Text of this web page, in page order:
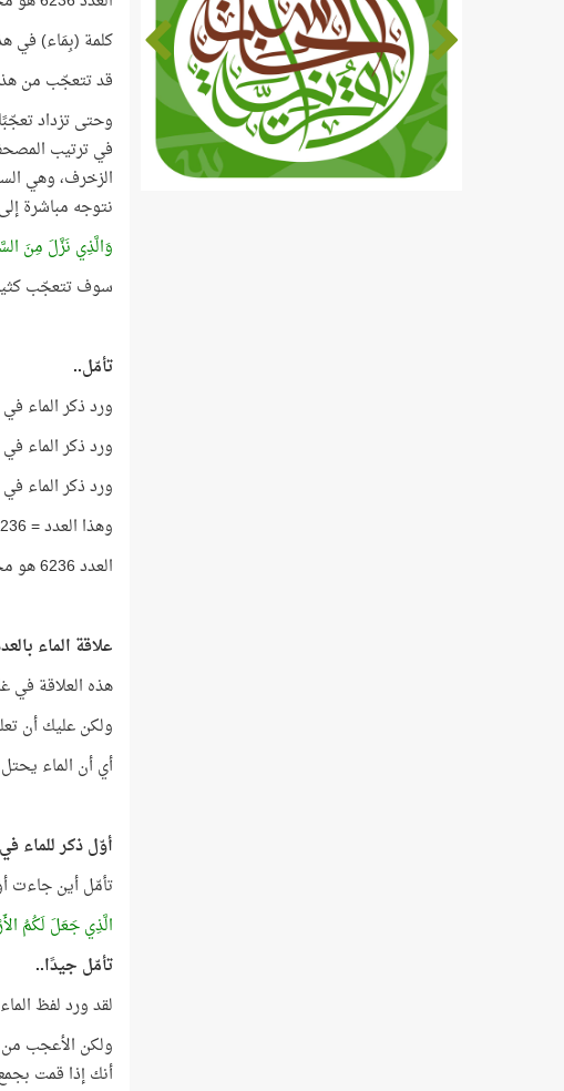
كلمة (بِمَاء) في هذه الآية
قد تتعجّب من
نتوجه مباشرة إلى
وَالَّذِي نَزَّلَ مِنَ
سوف تتعجّب كثيرًا
تأمّل..
ورد ذكر الماء في سورة القمر في
ورد ذكر الماء في سورة الزخرف
ورد ذكر الماء في سورة
وهذا العدد = 6236 × 11
العدد 6236 هو مجموع آيات القرآن الكريم، والعدد 11 هو رقم الآية!
علاقة الماء بالعدد
هذه العلاقة في
ولكن عليك أن
أي أن الماء يحتل 71% من سطح الكرة الأرضية بينما تحتل اليابسة 29%!
أوّل ذكر للماء
تأمّل أين جاءت
الَّذِي جَعَلَ لَكُمُ
تأمّل جيدًا..
لقد ورد لفظ الماء لأوّل مرّة
أنك إذا قمت بجمع أرقام